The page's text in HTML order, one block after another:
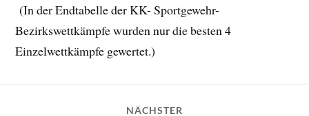
(In der Endtabelle der KK- Sportgewehr-
Bezirkswettkämpfe wurden nur die besten 4
Einzelwettkämpfe gewertet.)
NÄCHSTER